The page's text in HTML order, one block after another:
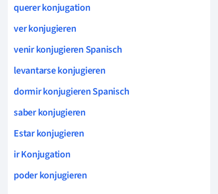
querer konjugation
ver konjugieren
venir konjugieren Spanisch
levantarse konjugieren
dormir konjugieren Spanisch
saber konjugieren
Estar konjugieren
ir Konjugation
poder konjugieren